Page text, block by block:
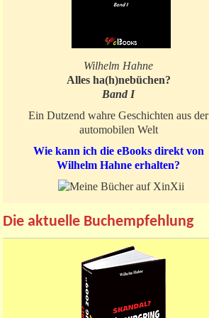
Wilhelm Hahne
Alles ha(h)nebüchen?
Band I
Ein Dutzend wahre Geschichten aus der
automobilen Welt
Wie kann ich die eBooks direkt von
Wilhelm Hahne erhalten?
Die aktuelle Buchempfehlung